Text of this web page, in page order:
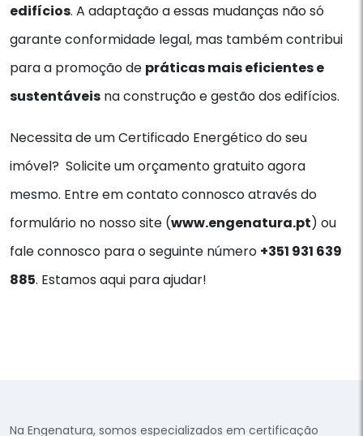
edifícios. A adaptação a essas mudanças não só
garante conformidade legal, mas também contribui
para a promoção de práticas mais eficientes e
sustentáveis na construção e gestão dos edifícios.
Necessita de um Certificado Energético do seu
imóvel? Solicite um orçamento gratuito agora
mesmo. Entre em contato connosco através do
formulário no nosso site (www.engenatura.pt) ou
fale connosco para o seguinte número +351 931 639
885. Estamos aqui para ajudar!
Na Engenatura, somos especializados em certificação